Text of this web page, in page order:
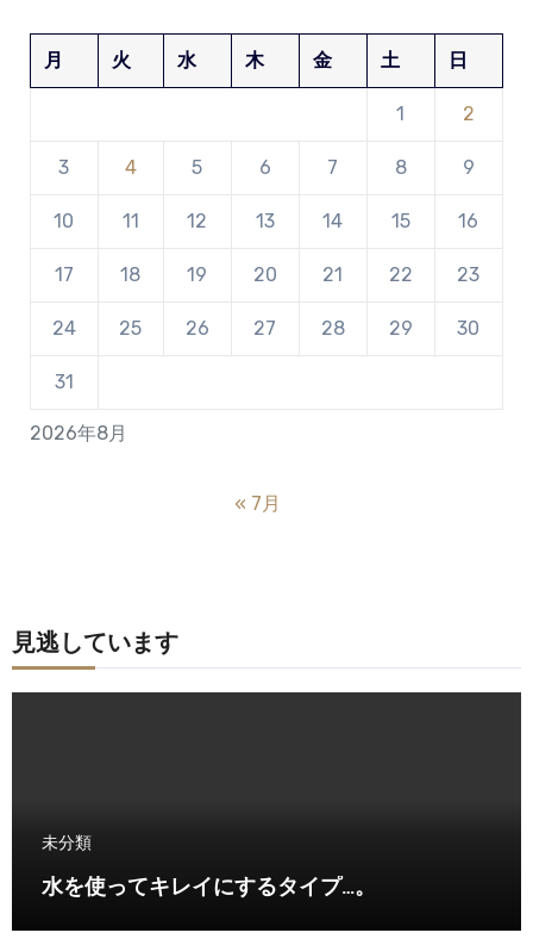
2026年8月
月 火 水 木 金 土 日
1 2
3 4 5 6 7 8 9
10 11 12 13 14 15 16
17 18 19 20 21 22 23
24 25 26 27 28 29 30
31
« 7月
見逃しています
未分類
水を使ってキレイにするタイプ…。